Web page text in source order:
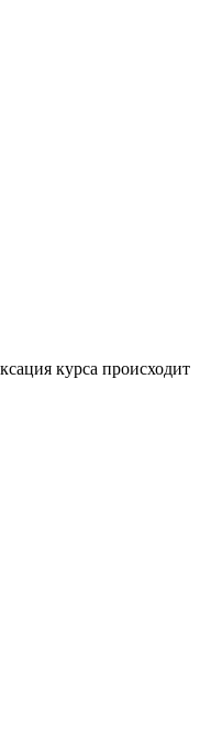
курса происходит